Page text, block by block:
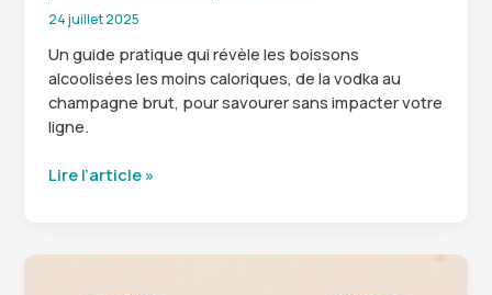
24 juillet 2025
Un guide pratique qui révèle les boissons
alcoolisées les moins caloriques, de la vodka au
champagne brut, pour savourer sans impacter votre
ligne.
Les
Lire l’article »